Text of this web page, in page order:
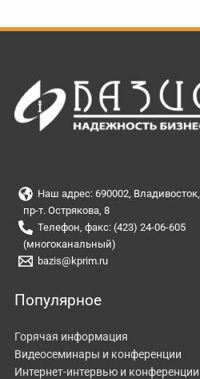
Наш адрес: 690002, Владивосток,
пр-т. Острякова, 8
Телефон, факс: (423) 24-06-605
(многоканальный)
bazis@kprim.ru
Популярное
Горячая информация
Видеосеминары и конференции
Интернет-интервью и конференции